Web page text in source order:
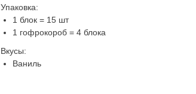
Упаковка:
1 блок = 15 шт
1 гофрокороб = 4 блока
Вкусы:
Ваниль